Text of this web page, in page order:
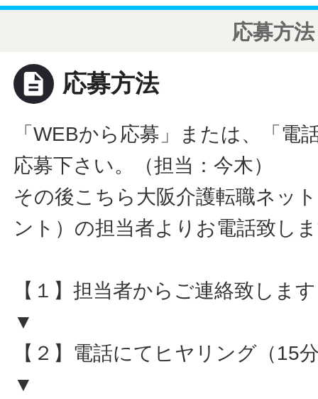
応募方法
description 応募方法
「WEBから応募」または、「電
応募下さい。（担当：今木）
その後こちら大阪介護転職ネッ
ント）の担当者よりお電話致し
【１】担当者からご連絡致します
▼
【２】電話にてヒヤリング（15
▼